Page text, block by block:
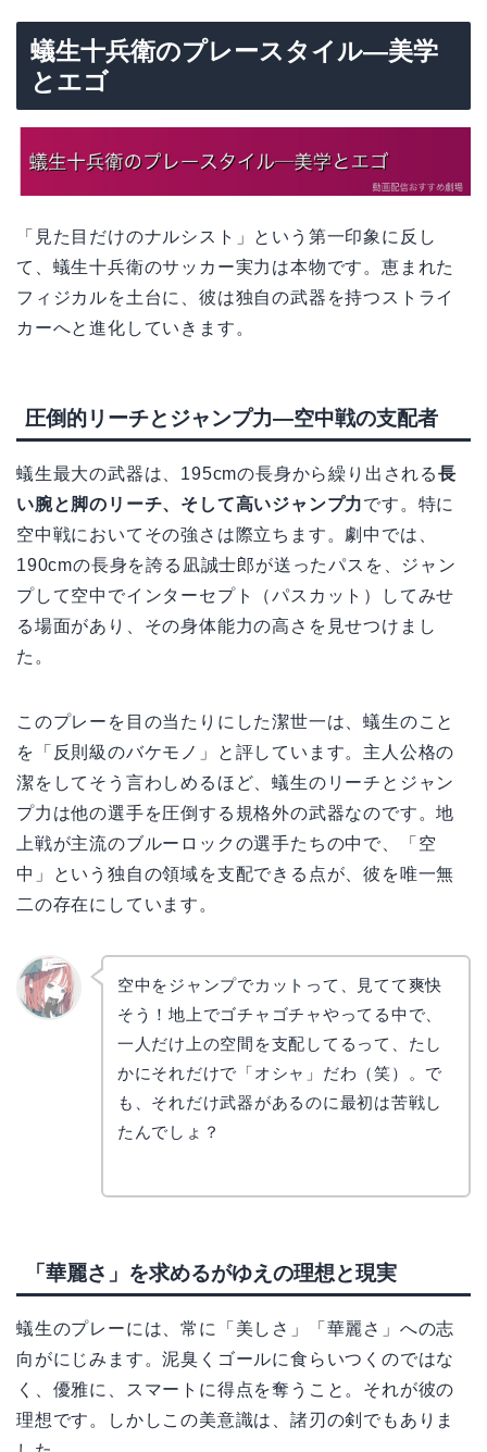
蟻生十兵衛のプレースタイル—美学
とエゴ
「見た目だけのナルシスト」という第一印象に反し
て、蟻生十兵衛のサッカー実力は本物です。恵まれた
フィジカルを土台に、彼は独自の武器を持つストライ
カーへと進化していきます。
圧倒的リーチとジャンプ力—空中戦の支配者
蟻生最大の武器は、195cmの長身から繰り出される長
い腕と脚のリーチ、そして高いジャンプ力です。特に
空中戦においてその強さは際立ちます。劇中では、
190cmの長身を誇る凪誠士郎が送ったパスを、ジャン
プして空中でインターセプト（パスカット）してみせ
る場面があり、その身体能力の高さを見せつけまし
た。
このプレーを目の当たりにした潔世一は、蟻生のこと
を「反則級のバケモノ」と評しています。主人公格の
潔をしてそう言わしめるほど、蟻生のリーチとジャン
プ力は他の選手を圧倒する規格外の武器なのです。地
上戦が主流のブルーロックの選手たちの中で、「空
中」という独自の領域を支配できる点が、彼を唯一無
二の存在にしています。
空中をジャンプでカットって、見てて爽快
そう！地上でゴチャゴチャやってる中で、
一人だけ上の空間を支配してるって、たし
かにそれだけで「オシャ」だわ（笑）。で
も、それだけ武器があるのに最初は苦戦し
たんでしょ？
「華麗さ」を求めるがゆえの理想と現実
蟻生のプレーには、常に「美しさ」「華麗さ」への志
向がにじみます。泥臭くゴールに食らいつくのではな
く、優雅に、スマートに得点を奪うこと。それが彼の
理想です。しかしこの美意識は、諸刃の剣でもありま